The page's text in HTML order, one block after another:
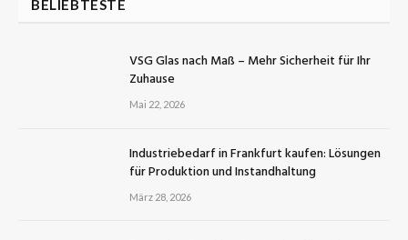
BELIEBTESTE
VSG Glas nach Maß – Mehr Sicherheit für Ihr
Zuhause
Mai 22, 2026
Industriebedarf in Frankfurt kaufen: Lösungen
für Produktion und Instandhaltung
März 28, 2026